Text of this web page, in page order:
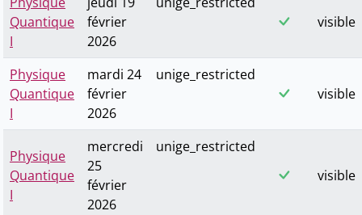
Quantique
I
février
2026
visible
Physique
Quantique
I
mardi 24
février
2026
unige_restricted
visible
Physique
Quantique
I
mercredi
25
février
2026
unige_restricted
visible